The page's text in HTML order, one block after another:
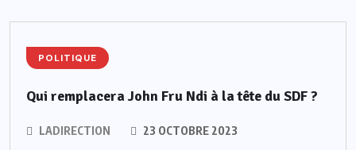
POLITIQUE
Qui remplacera John Fru Ndi à la tête du SDF ?
LADIRECTION 23 OCTOBRE 2023